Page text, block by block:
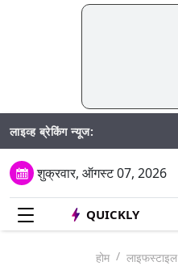
लाइव्ह ब्रेकिंग न्यूज:
शुक्रवार, ऑगस्ट 07, 2026
QUICKLY
होम लाइफस्टाइल